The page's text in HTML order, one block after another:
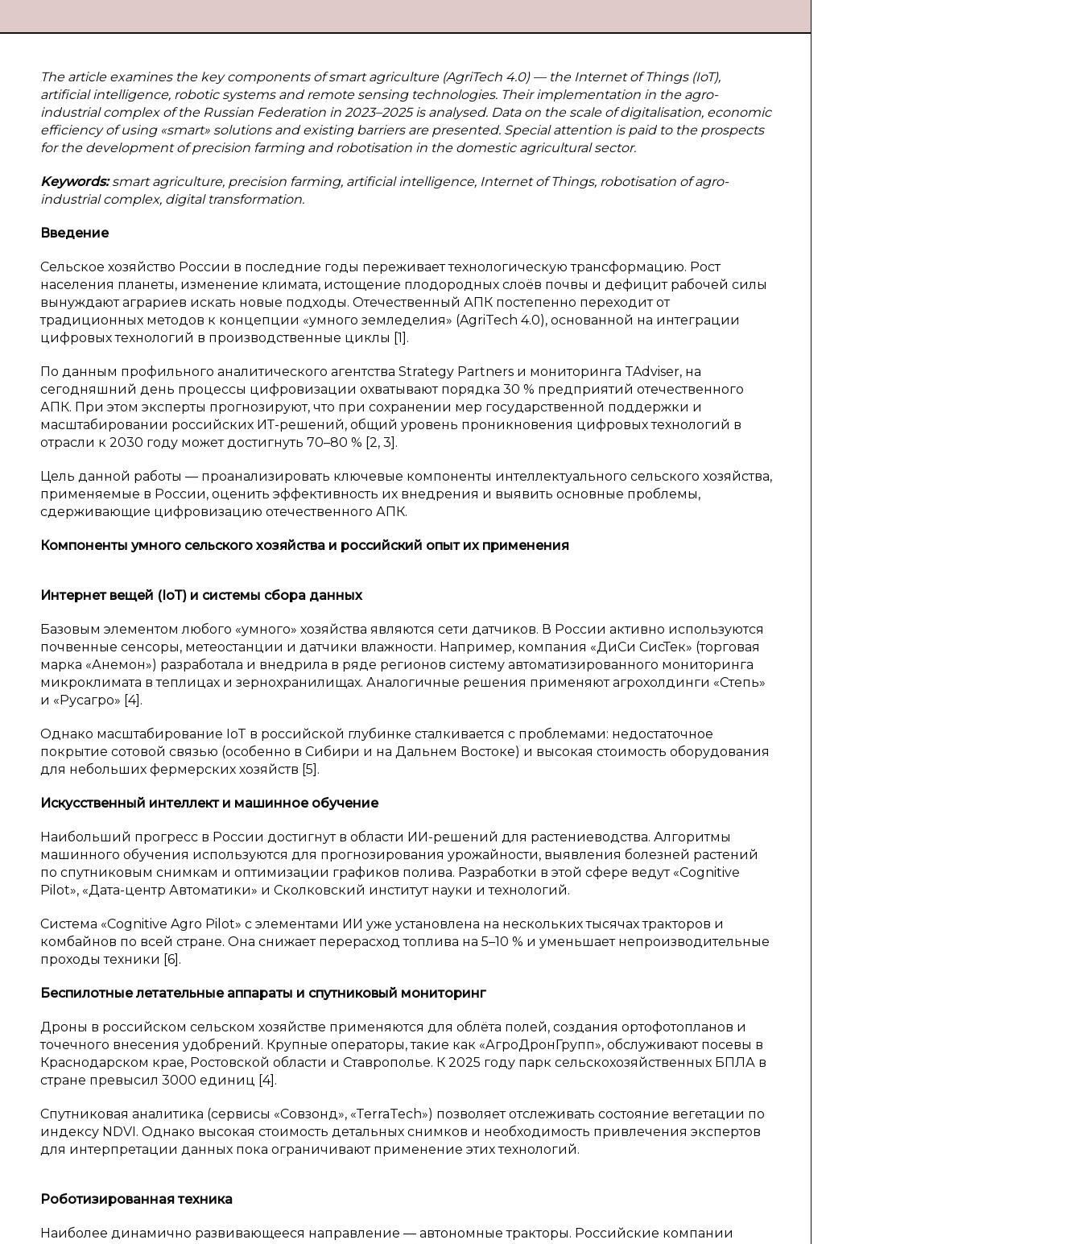
The article examines the key components of smart agriculture (AgriTech 4.0) — the Internet of Things (IoT),
artificial intelligence, robotic systems and remote sensing technologies. Their implementation in the agro-
industrial complex of the Russian Federation in 2023–2025 is analysed. Data on the scale of digitalisation, economic
efficiency of using «smart» solutions and existing barriers are presented. Special attention is paid to the prospects
for the development of precision farming and robotisation in the domestic agricultural sector.
Keywords:smart agriculture, precision farming, artificial intelligence, Internet of Things, robotisation of agro-
industrial complex, digital transformation.
Введение
Сельское хозяйство России в последние годы переживает технологическую трансформацию. Рост
населения планеты, изменение климата, истощение плодородных слоёв почвы и дефицит рабочей силы
вынуждают аграриев искать новые подходы. Отечественный АПК постепенно переходит от
традиционных методов к концепции «умного земледелия» (AgriTech 4.0), основанной на интеграции
цифровых технологий в производственные циклы [1].
По данным профильного аналитического агентства Strategy Partners и мониторинга TAdviser, на
сегодняшний день процессы цифровизации охватывают порядка 30 % предприятий отечественного
АПК. При этом эксперты прогнозируют, что при сохранении мер государственной поддержки и
масштабировании российских ИТ-решений, общий уровень проникновения цифровых технологий в
отрасли к 2030 году может достигнуть 70–80 % [2, 3].
Цель данной работы — проанализировать ключевые компоненты интеллектуального сельского хозяйства,
применяемые в России, оценить эффективность их внедрения и выявить основные проблемы,
сдерживающие цифровизацию отечественного АПК.
Компоненты умного сельского хозяйства и российский опыт их применения
Интернет вещей (IoT) и системы сбора данных
Базовым элементом любого «умного» хозяйства являются сети датчиков. В России активно используются
почвенные сенсоры, метеостанции и датчики влажности. Например, компания «ДиСи СисТек» (торговая
марка «Анемон») разработала и внедрила в ряде регионов систему автоматизированного мониторинга
микроклимата в теплицах и зернохранилищах. Аналогичные решения применяют агрохолдинги «Степь»
и «Русагро» [4].
Однако масштабирование IoT в российской глубинке сталкивается с проблемами: недостаточное
покрытие сотовой связью (особенно в Сибири и на Дальнем Востоке) и высокая стоимость оборудования
для небольших фермерских хозяйств [5].
Искусственный интеллект и машинное обучение
Наибольший прогресс в России достигнут в области ИИ-решений для растениеводства. Алгоритмы
машинного обучения используются для прогнозирования урожайности, выявления болезней растений
по спутниковым снимкам и оптимизации графиков полива. Разработки в этой сфере ведут «Cognitive
Pilot», «Дата-центр Автоматики» и Сколковский институт науки и технологий.
Система «Cognitive Agro Pilot» с элементами ИИ уже установлена на нескольких тысячах тракторов и
комбайнов по всей стране. Она снижает перерасход топлива на 5–10 % и уменьшает непроизводительные
проходы техники [6].
Беспилотные летательные аппараты и спутниковый мониторинг
Дроны в российском сельском хозяйстве применяются для облёта полей, создания ортофотопланов и
точечного внесения удобрений. Крупные операторы, такие как «АгроДронГрупп», обслуживают посевы в
Краснодарском крае, Ростовской области и Ставрополье. К 2025 году парк сельскохозяйственных БПЛА в
стране превысил 3000 единиц [4].
Спутниковая аналитика (сервисы «Совзонд», «ТerraTech») позволяет отслеживать состояние вегетации по
индексу NDVI. Однако высокая стоимость детальных снимков и необходимость привлечения экспертов
для интерпретации данных пока ограничивают применение этих технологий.
Роботизированная техника
Наиболее динамично развивающееся направление — автономные тракторы. Российские компании